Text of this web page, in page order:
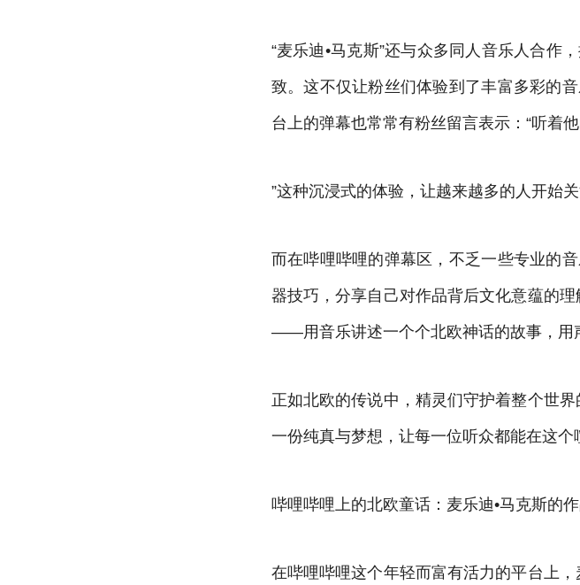
“麦乐迪•马克斯”还与众多同人音乐人合作
致。这不仅让粉丝们体验到了丰富多彩的
台上的弹幕也常常有粉丝留言表示：“听着
”这种沉浸式的体验，让越来越多的人开始
而在哔哩哔哩的弹幕区，不乏一些专业的
器技巧，分享自己对作品背后文化意蕴的
——用音乐讲述一个个北欧神话的故事，用
正如北欧的传说中，精灵们守护着整个世
一份纯真与梦想，让每一位听众都能在这个
哔哩哔哩上的北欧童话：麦乐迪•马克斯的
在哔哩哔哩这个年轻而富有活力的平台上